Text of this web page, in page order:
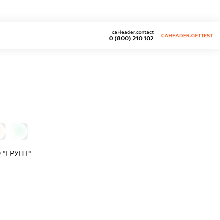
0 (800) 210 102
caHeader.contact
CAHEADER.GETTEST